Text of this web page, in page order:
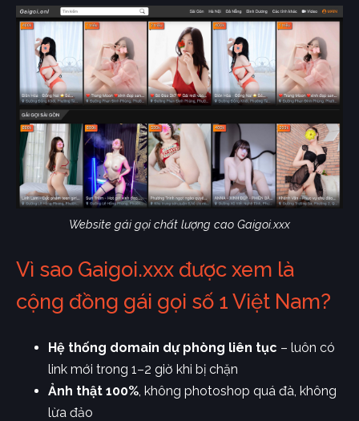
Website gái gọi chất lượng cao Gaigoi.xxx
Vì sao Gaigoi.xxx được xem là
cộng đồng gái gọi số 1 Việt Nam?
Hệ thống domain dự phòng liên tục – luôn có
link mới trong 1–2 giờ khi bị chặn
Ảnh thật 100% , không photoshop quá đà, không
lừa đảo